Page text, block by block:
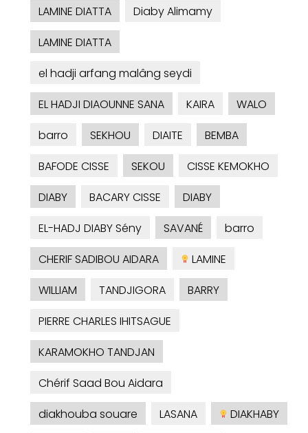
LAMINE DIATTA
Diaby Alimamy
LAMINE DIATTA
el hadji arfang malâng seydi
EL HADJI DIAOUNNE SANA
KAIRA
WALO
barro
SEKHOU DIAITE
BEMBA
BAFODE CISSE
SEKOU
CISSE KEMOKHO
DIABY
BACARY CISSE
DIABY
EL-HADJ DIABY Sény
SAVANÉ
barro
CHERIF SADIBOU AIDARA
LAMINE
WILLIAM
TANDJIGORA
BARRY
PIERRE CHARLES IHITSAGUE
KARAMOKHO TANDJAN
Chérif Saad Bou Aidara
diakhouba souare
LASANA
DIAKHABY